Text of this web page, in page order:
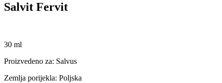
Salvit Fervit
30 ml
Proizvedeno za: Salvus
Zemlja porijekla: Poljska